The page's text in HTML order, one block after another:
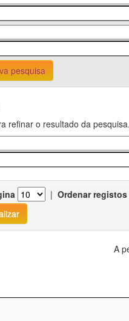
pesquisa
refinar o resultado da pesquisa.
| Ordenar
A